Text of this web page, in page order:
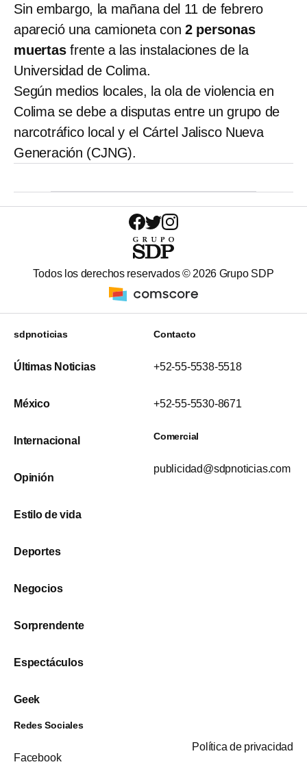
Sin embargo, la mañana del 11 de febrero
apareció una camioneta con2 personas
muertasfrente a las instalaciones de la
Universidad de Colima.
Según medios locales, la ola de violencia en
Colima se debe a disputas entre un grupo de
narcotráfico local y el Cártel Jalisco Nueva
Generación (CJNG).
Todos los derechos reservados ©2026 Grupo SDP
sdpnoticias
Últimas Noticias
México
Internacional
Opinión
Estilo de vida
Deportes
Negocios
Sorprendente
Espectáculos
Geek
Contacto
+52-55-5538-5518
+52-55-5530-8671
Comercial
publicidad@sdpnoticias.com
Redes Sociales
Facebook
Política de privacidad